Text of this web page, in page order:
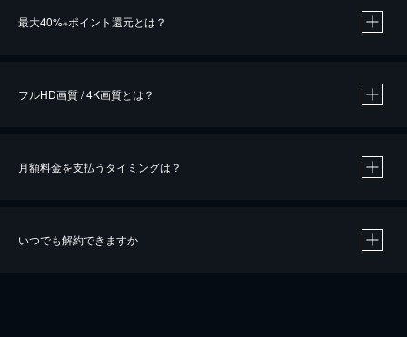
最大40%※ポイント還元とは？
※40％ポイント還元の対象は、クレジットカード決済による作品の購入 / レンタルです。
iOSアプリのUコイン決済による作品の購入 / レンタルは、20％のポイント還元です。
フルHD画質 / 4K画質とは？
月額料金を支払うタイミングは？
いつでも解約できますか